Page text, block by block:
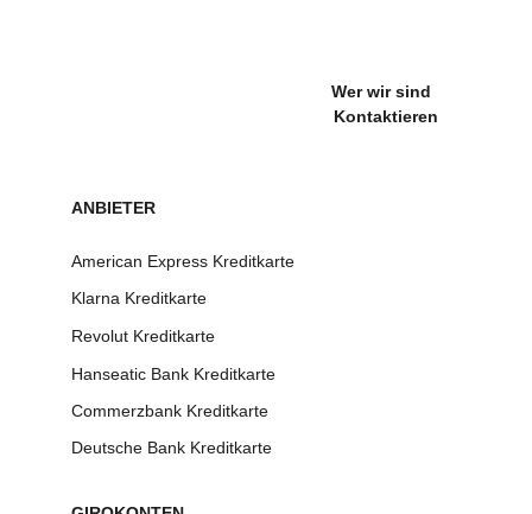
ANBIETER
American Express Kreditkarte
Klarna Kreditkarte
Revolut Kreditkarte
Hanseatic Bank Kreditkarte
Commerzbank Kreditkarte
Deutsche Bank Kreditkarte
Kontaktieren
Wer wir sind